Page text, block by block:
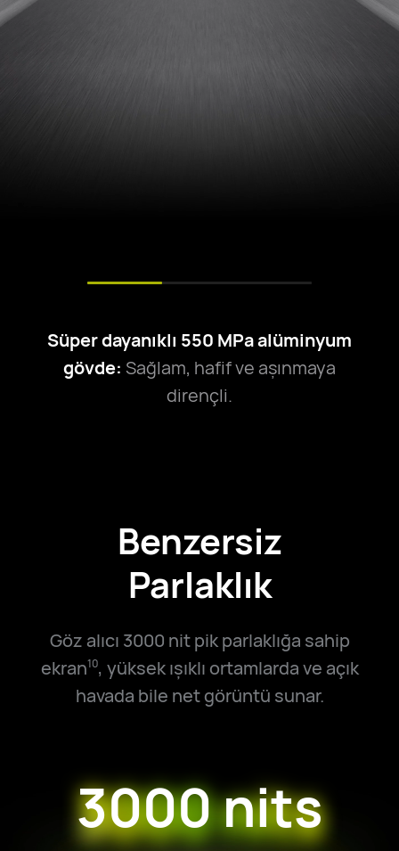
Süper dayanıklı 550 MPa alüminyum
gövde: Sağlam, hafif ve aşınmaya
dirençli.
Benzersiz
Parlaklık
Göz alıcı 3000 nit pik parlaklığa sahip
ekran10, yüksek ışıklı ortamlarda ve açık
havada bile net görüntü sunar.
3000 nits